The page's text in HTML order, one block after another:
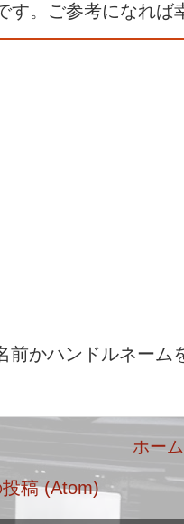
す。ご参考になれば
前かハンドルネー
ホーム
稿 (Atom)